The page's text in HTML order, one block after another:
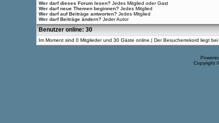
Wer darf dieses Forum lesen?Jedes Mitglied oder Gast
Wer darf neue Themen beginnen?Jedes Mitglied
Wer darf auf Beiträge antworten?Jedes Mitglied
Wer darf Beiträge ändern?Jeder Autor
Benutzer online: 30
Im Moment sind 0 Mitglieder und 30 Gäste online.| Der Besucherrekord liegt
Copyright